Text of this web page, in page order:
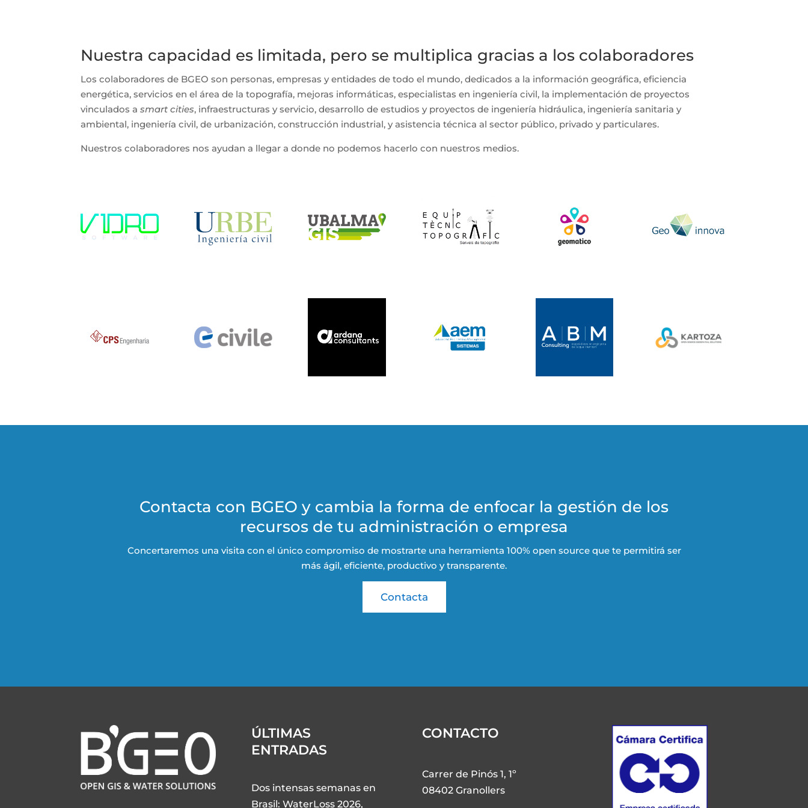
Nuestra capacidad es limitada, pero se multiplica gracias a los colaboradores
Los colaboradores de BGEO son personas, empresas y entidades de todo el mundo, dedicados a la información geográfica, eficiencia
energética, servicios en el área de la topografía, mejoras informáticas, especialistas en ingeniería civil, la implementación de proyectos
vinculados asmart cities, infraestructuras y servicio, desarrollo de estudios y proyectos de ingeniería hidráulica, ingeniería sanitaria y
ambiental, ingeniería civil, de urbanización, construcción industrial, y asistencia técnica al sector público, privado y particulares.
Nuestros colaboradores nos ayudan a llegar a donde no podemos hacerlo con nuestros medios.
Contacta con BGEO y cambia la forma de enfocar la gestión de los
recursos de tu administración o empresa
Concertaremos una visita con el único compromiso de mostrarte una herramienta 100% open source que te permitirá ser
más ágil, eficiente, productivo y transparente.
Contacta
ÚLTIMAS
ENTRADAS
Dos intensas semanas en
Brasil: WaterLoss 2026,
CONTACTO
Carrer de Pinós 1, 1º
08402 Granollers